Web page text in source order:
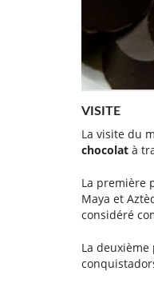
VISITE
La visite du
chocolat à
La première
Maya et
considéré
La deuxième